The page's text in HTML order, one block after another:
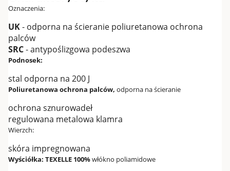
Oznaczenia:
UK- odporna na ścieranie poliuretanowa ochrona
palców
SRC- antypoślizgowa podeszwa
Podnosek:
stal odporna na 200 J
Poliuretanowa ochrona palców, odporna na ścieranie
ochrona sznurowadeł
regulowana metalowa klamra
Wierzch:
skóra impregnowana
Wyściółka: TEXELLE 100%włókno poliamidowe